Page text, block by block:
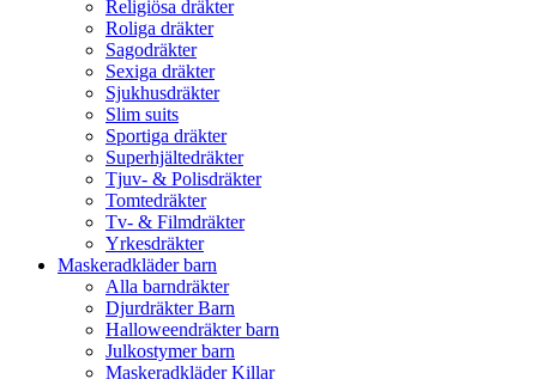
Religiösa dräkter
Roliga dräkter
Sagodräkter
Sexiga dräkter
Sjukhusdräkter
Slim suits
Sportiga dräkter
Superhjältedräkter
Tjuv- & Polisdräkter
Tomtedräkter
Tv- & Filmdräkter
Yrkesdräkter
Maskeradkläder barn
Alla barndräkter
Djurdräkter Barn
Halloweendräkter barn
Julkostymer barn
Maskeradkläder Killar